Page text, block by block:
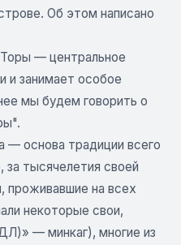
Об этом написано
— центральное
и занимает особое
мы будем говорить о
— основа традиции всего
за тысячелетия своей
проживавшие на всех
некоторые свои,
— минкаг), многие из